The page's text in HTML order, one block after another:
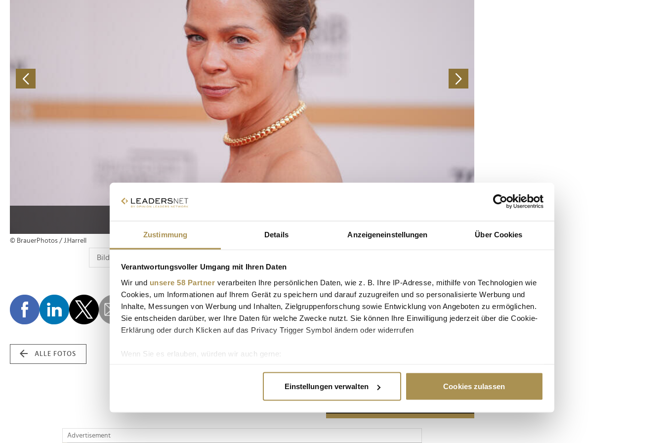
Zustimmung Details Anzeigeneinstellungen Über Cookies
Verantwortungsvoller Umgang mit Ihren Daten
Wir und unsere 58 Partner verarbeiten Ihre persönlichen Daten, wie z. B. Ihre IP-Adresse, mithilfe von Technologien wie
Cookies, um Informationen auf Ihrem Gerät zu speichern und darauf zuzugreifen und so personalisierte Werbung und
Inhalte, Messungen von Werbung und Inhalten, Zielgruppenforschung sowie Entwicklung von Angeboten zu ermöglichen.
Sie entscheiden darüber, wer Ihre Daten für welche Zwecke nutzt. Sie können Ihre Einwilligung jederzeit über die Cookie-
Erklärung oder durch Klicken auf das Privacy Trigger Symbol ändern oder widerrufen
Wenn Sie es erlauben, würden wir auch gerne:
Erfahren Sie mehr darüber, wie Ihre persönlichen Daten verarbeitet werden, und legen Sie Ihre Präferenzen im
Wir verwenden Cookies, um Inhalte und Anzeigen zu personalisieren, Funktionen für soziale Medien anbieten zu können
Einstellungen verwalten Cookies zulassen
© BrauerPhotos / J.Harrell
ALLE FOTOS
Advertisement
Advertisement